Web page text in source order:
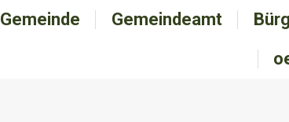
Gemeinde Gemeindeamt
Gemeinde Gemeindeamt